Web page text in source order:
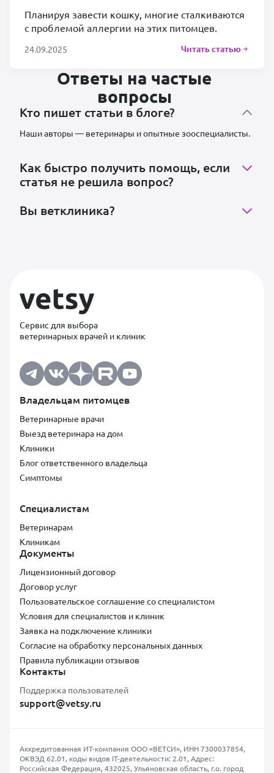
Планируя завести кошку, многие сталкиваются
с проблемой аллергии на этих питомцев.
24.09.2025 Читать статью
Ответы на частые
вопросы
Кто пишет статьи в блоге?
Наши авторы — ветеринары и опытные зооспециалисты.
Как быстро получить помощь, если
статья не решила вопрос?
Вы ветклиника?
Сервис для выбора
ветеринарных врачей и клиник
Владельцам питомцев
Ветеринарные врачи
Выезд ветеринара на дом
Клиники
Блог ответственного владельца
Симптомы
Специалистам
Ветеринарам
Клиникам
Документы
Лицензионный договор
Договор услуг
Пользовательское соглашение со специалистом
Условия для специалистов и клиник
Заявка на подключение клиники
Согласие на обработку персональных данных
Правила публикации отзывов
Контакты
Поддержка пользователей
support@vetsy.ru
Аккредитованная ИТ-компания ООО «ВЕТСИ», ИНН 7300037854,
ОКВЭД 62.01, коды видов IT-деятельности: 2.01, Адрес:
Российская Федерация, 432025, Ульяновская область, г.о. город